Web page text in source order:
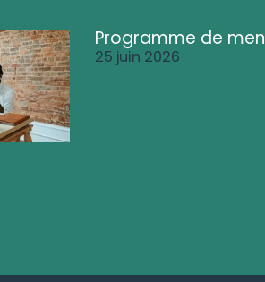
Programme de
25 juin 2026